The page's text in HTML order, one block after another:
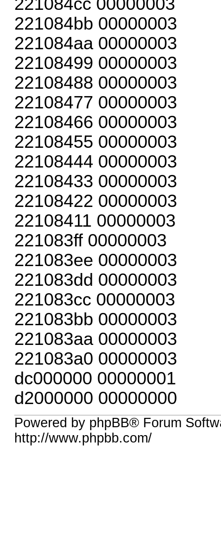
221084bb 00000003
221084aa 00000003
22108499 00000003
22108488 00000003
22108477 00000003
22108466 00000003
22108455 00000003
22108444 00000003
22108433 00000003
22108422 00000003
22108411 00000003
221083ff 00000003
221083ee 00000003
221083dd 00000003
221083cc 00000003
221083bb 00000003
221083aa 00000003
221083a0 00000003
dc000000 00000001
d2000000 00000000
Powered by phpBB® Forum
http://www.phpbb.com/